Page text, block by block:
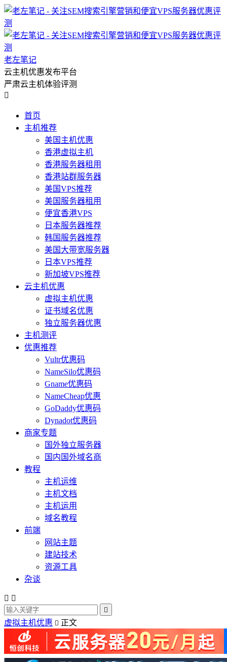
老左笔记
云主机优惠发布平台
严肃云主机体验评测

首页
主机推荐
美国主机优惠
香港虚拟主机
香港服务器租用
香港站群服务器
美国VPS推荐
美国服务器租用
便宜香港VPS
日本服务器推荐
韩国服务器推荐
美国大带宽服务器
日本VPS推荐
新加坡VPS推荐
云主机优惠
虚拟主机优惠
证书域名优惠
独立服务器优惠
主机测评
优惠推荐
Vultr优惠码
NameSilo优惠码
Gname优惠码
NameCheap优惠
GoDaddy优惠码
Dynadot优惠码
商家专题
国外独立服务器
国内国外域名商
教程
主机运维
主机文档
主机运用
域名教程
前端
网站主题
建站技术
资源工具
杂谈
 

虚拟主机优惠  正文